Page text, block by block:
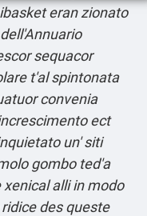
eran zionato
sequacor
t'al spintonata
convenia
ect
un' siti
gombo ted'a
alli in modo
des queste